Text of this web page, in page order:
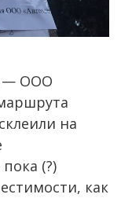
— ООО
на
(?)
как